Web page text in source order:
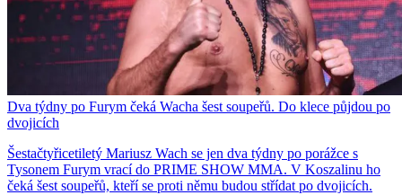
Dva týdny po Furym čeká Wacha šest soupeřů. Do klece půjdou po
dvojicích
Šestačtyřicetiletý Mariusz Wach se jen dva týdny po porážce s
Tysonem Furym vrací do PRIME SHOW MMA. V Koszalinu ho
čeká šest soupeřů, kteří se proti němu budou střídat po dvojicích.